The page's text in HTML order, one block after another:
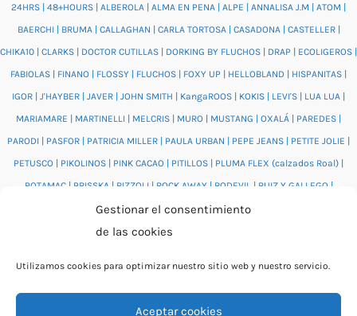
Gestionar el consentimiento
de las cookies
Utilizamos cookies para optimizar nuestro sitio web y nuestro servicio.
Aceptar cookies
24HRS | 48+HOURS | ALBEROLA | ALMA EN PENA | ALPE | ANNALISA J.M | ATOM |
BAERCHI| BRUMA | CALLAGHAN | CARLA TORTOSA | CASADONA | CASTELLER|
CHIKA10 | CLARKS | DOCTOR CUTILLAS | DORKING BY FLUCHOS | DRAP | ECOLIGEROS |
FABIOLAS | FINANO | FLOSSY | FLUCHOS | FOXY UP | HELLOBLAND | HISPANITAS |
IGOR | J'HAYBER | JAVER | JOHN SMITH | KangaROOS | KOKIS | LEVI'S | LUA LUA |
MARIAMARE | MARTINELLI | MELCRIS | MURO | MUSTANG | OXALÁ | PAREDES |
PARODI | PASFOR | PATRICIA MILLER | PAULA URBAN | PEPE JEANS | PETITE JOLIE |
PETUSCO | PIKOLINOS | PINK CACAO | PITILLOS | PLUMA FLEX (calzados Roal) |
POTAMAC| PRISSKA | RIZZOLI| ROCK AWAY| RODEVIL | RUIZ Y GALLEGO|
SALVI|SAM'S |VALENTINO BAGS|VIDORRETA
WONDERS|